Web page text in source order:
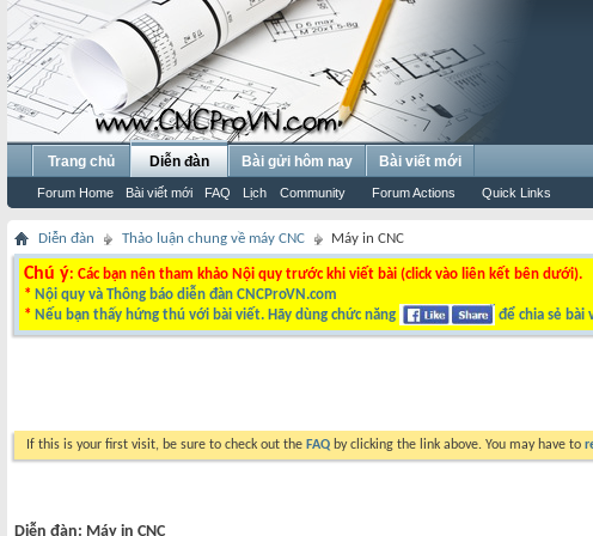
Trang chủ Diễn đàn
Forum Home Bài viết mới FAQ Lịch Community Forum Actions Quick Links
Bài gửi hôm nay Bài viết mới
Diễn đàn Thảo luận chung về máy CNC Máy in CNC
Chú ý: Các bạn nên tham khảo Nội quy trước khi viết bài (click vào liên kết bên dưới).
* Nội quy và Thông báo diễn đàn CNCProVN.com
* Nếu bạn thấy hứng thú với bài viết. Hãy dùng chức năng để chia sẻ bài
If this is your first visit, be sure to check out the FAQ by clicking the link above. You may have to
Diễn đàn: Máy in CNC